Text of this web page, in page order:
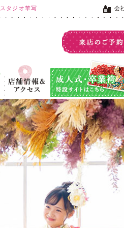
スタジオ華写 会
店舗情報＆ア
クセス
成人式・卒業袴特設サ